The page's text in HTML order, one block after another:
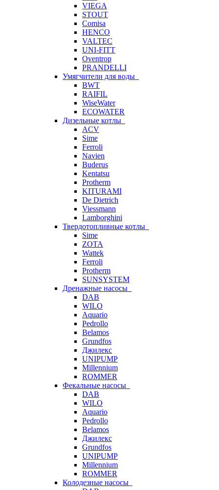
VIEGA
STOUT
Comisa
HENCO
VALTEC
UNI-FITT
Oventrop
PRANDELLI
Умягчители для воды
BWT
RAIFIL
WiseWater
ECOWATER
Дизельные котлы
ACV
Sime
Ferroli
Navien
Buderus
Kentatsu
Protherm
KITURAMI
De Dietrich
Viessmann
Lamborghini
Твердотопливные котлы
Sime
ZOTA
Wattek
Ferroli
Protherm
SUNSYSTEM
Дренажные насосы
DAB
WILO
Aquario
Pedrollo
Belamos
Grundfos
Джилекс
UNIPUMP
Millennium
ROMMER
Фекальные насосы
DAB
WILO
Aquario
Pedrollo
Belamos
Джилекс
Grundfos
UNIPUMP
Millennium
ROMMER
Колодезные насосы